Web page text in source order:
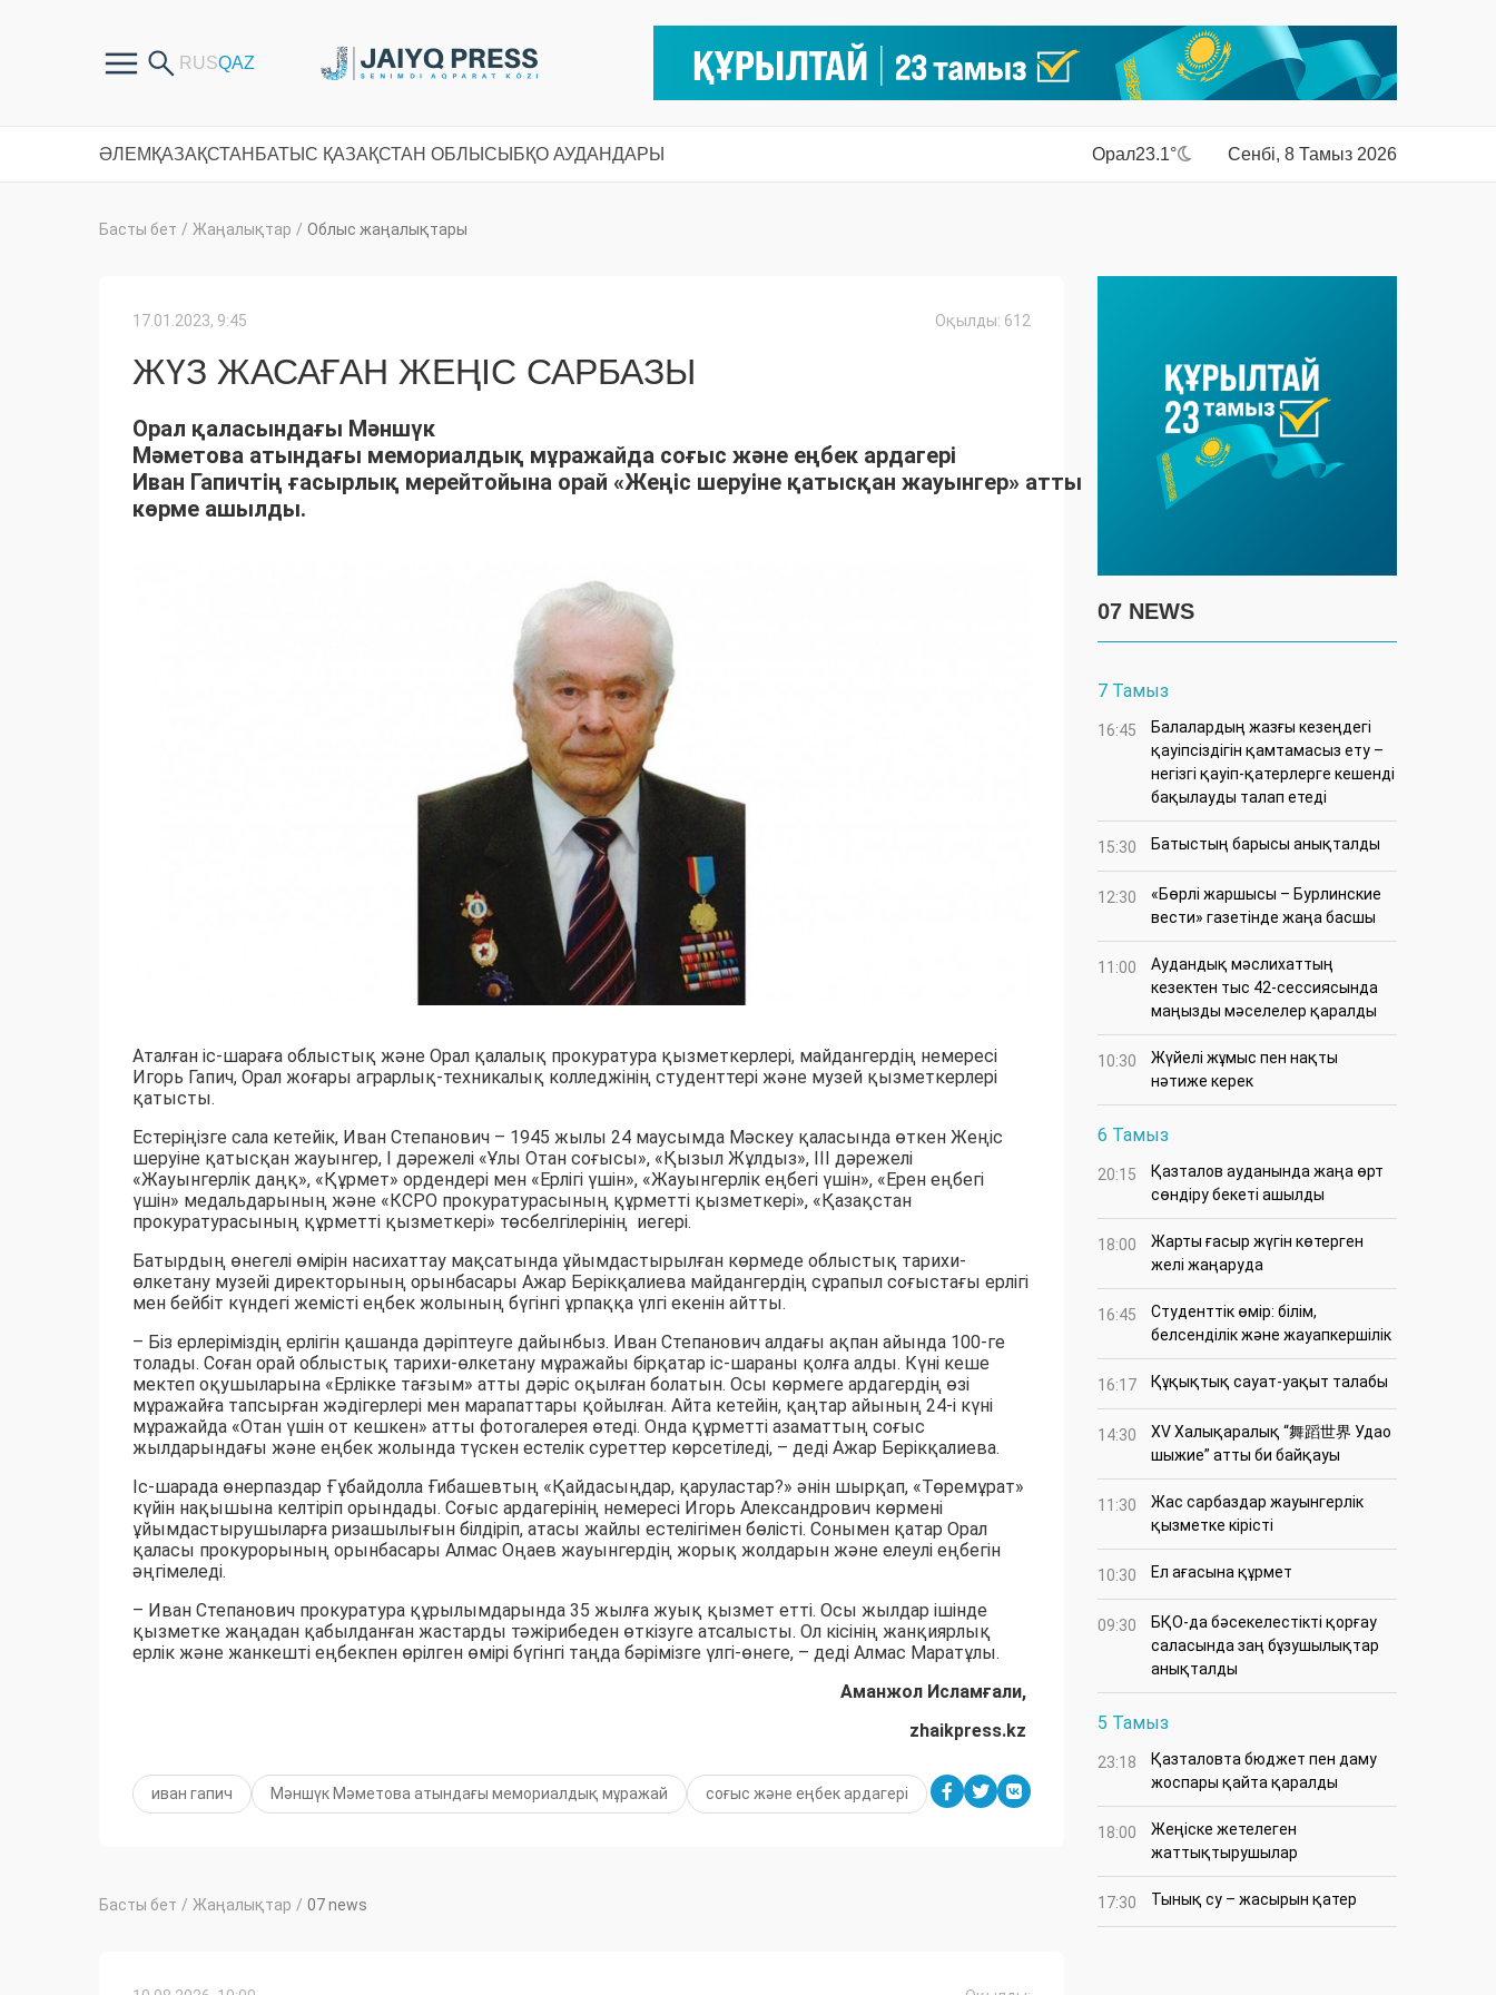
ӘЛЕМ ҚАЗАҚСТАН БАТЫС ҚАЗАҚСТАН ОБЛЫСЫ БҚО АУДАНДАРЫ Орал23.1° Сенбі, 8 Тамыз 2026
Басты бет / Жаңалықтар / Облыс жаңалықтары
17.01.2023, 9:45 Оқылды: 612
ЖҮЗ ЖАСАҒАН ЖЕҢІС САРБАЗЫ
Орал қаласындағы Мәншүк
Мәметова атындағы мемориалдық мұражайда соғыс және еңбек ардагері
Иван Гапичтің ғасырлық мерейтойына орай «Жеңіс шеруіне қатысқан жауынгер» атты
көрме ашылды.
Аталған іс-шараға облыстық және Орал қалалық прокуратура қызметкерлері, майдангердің немересі
Игорь Гапич, Орал жоғары аграрлық-техникалық колледжінің студенттері және музей қызметкерлері
қатысты.
Естеріңізге сала кетейік, Иван Степанович – 1945 жылы 24 маусымда Мәскеу қаласында өткен Жеңіс
шеруіне қатысқан жауынгер, І дәрежелі «Ұлы Отан соғысы», «Қызыл Жұлдыз», ІІІ дәрежелі
«Жауынгерлік даңқ», «Құрмет» ордендері мен «Ерлігі үшін», «Жауынгерлік еңбегі үшін», «Ерен еңбегі
үшін» медальдарының және «КСРО прокуратурасының құрметті қызметкері», «Қазақстан
прокуратурасының құрметті қызметкері» төсбелгілерінің иегері.
Батырдың өнегелі өмірін насихаттау мақсатында ұйымдастырылған көрмеде облыстық тарихи-
өлкетану музейі директорының орынбасары Ажар Берікқалиева майдангердің сұрапыл соғыстағы ерлігі
мен бейбіт күндегі жемісті еңбек жолының бүгінгі ұрпаққа үлгі екенін айтты.
– Біз ерлеріміздің ерлігін қашанда дәріптеуге дайынбыз. Иван Степанович алдағы ақпан айында 100-ге
толады. Соған орай облыстық тарихи-өлкетану мұражайы бірқатар іс-шараны қолға алды. Күні кеше
мектеп оқушыларына «Ерлікке тағзым» атты дәріс оқылған болатын. Осы көрмеге ардагердің өзі
мұражайға тапсырған жәдігерлері мен марапаттары қойылған. Айта кетейін, қаңтар айының 24-і күні
мұражайда «Отан үшін от кешкен» атты фотогалерея өтеді. Онда құрметті азаматтың соғыс
жылдарындағы және еңбек жолында түскен естелік суреттер көрсетіледі, – деді Ажар Берікқалиева.
Іс-шарада өнерпаздар Ғұбайдолла Ғибашевтың «Қайдасыңдар, қаруластар?» әнін шырқап, «Төремұрат»
күйін нақышына келтіріп орындады. Соғыс ардагерінің немересі Игорь Александрович көрмені
ұйымдастырушыларға ризашылығын білдіріп, атасы жайлы естелігімен бөлісті. Сонымен қатар Орал
қаласы прокурорының орынбасары Алмас Оңаев жауынгердің жорық жолдарын және елеулі еңбегін
әңгімеледі.
– Иван Степанович прокуратура құрылымдарында 35 жылға жуық қызмет етті. Осы жылдар ішінде
қызметке жаңадан қабылданған жастарды тәжірибеден өткізуге атсалысты. Ол кісінің жанқиярлық
ерлік және жанкешті еңбекпен өрілген өмірі бүгінгі таңда бәрімізге үлгі-өнеге, – деді Алмас Маратұлы.
Аманжол Исламғали,
zhaikpress.kz
иван гапич Мәншүк Мәметова атындағы мемориалдық мұражай соғыс және еңбек ардагері
Басты бет / Жаңалықтар / 07 news
07 NEWS
7 Тамыз
16:45
Балалардың жазғы кезеңдегі
қауіпсіздігін қамтамасыз ету –
негізгі қауіп-қатерлерге кешенді
бақылауды талап етеді
15:30 Батыстың барысы анықталды
12:30
«Бөрлі жаршысы – Бурлинские
вести» газетінде жаңа басшы
11:00
Аудандық мәслихаттың
кезектен тыс 42-сессиясында
маңызды мәселелер қаралды
10:30
Жүйелі жұмыс пен нақты
нәтиже керек
6 Тамыз
20:15
Қазталов ауданында жаңа өрт
сөндіру бекеті ашылды
18:00
Жарты ғасыр жүгін көтерген
желі жаңаруда
16:45
Студенттік өмір: білім,
белсенділік және жауапкершілік
16:17 Құқықтық сауат-уақыт талабы
14:30
XV Халықаралық “舞蹈世界 Удао
шыжие” атты би байқауы
11:30
Жас сарбаздар жауынгерлік
қызметке кірісті
10:30 Ел ағасына құрмет
09:30
БҚО-да бәсекелестікті қорғау
саласында заң бұзушылықтар
анықталды
5 Тамыз
23:18
Қазталовта бюджет пен даму
жоспары қайта қаралды
18:00
Жеңіске жетелеген
жаттықтырушылар
17:30 Тынық су – жасырын қатер